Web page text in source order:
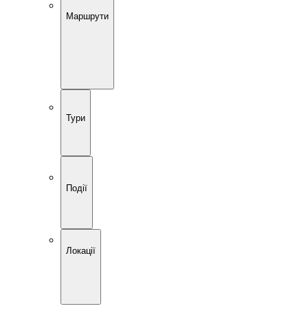
Маршрути
Тури
Події
Локації